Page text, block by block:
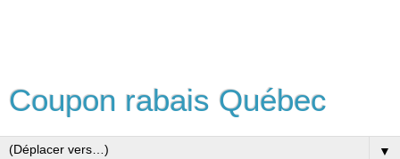
Coupon rabais Québec
▼